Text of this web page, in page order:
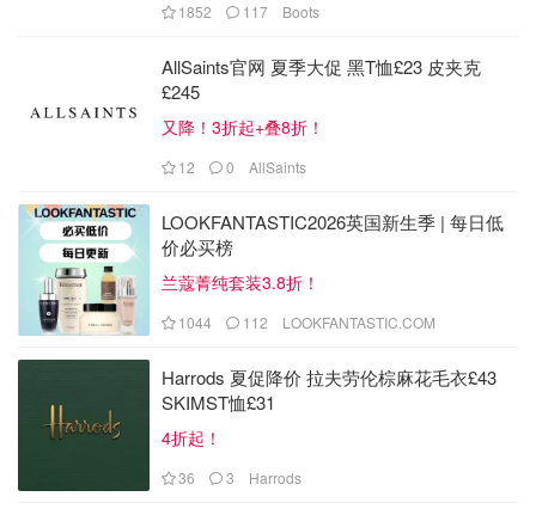
1852 117 Boots
AllSaints官网 夏季大促 黑T恤£23 皮夹克
£245
又降！3折起+叠8折！
12 0 AllSaints
LOOKFANTASTIC2026英国新生季 | 每日低
价必买榜
兰蔻菁纯套装3.8折！
1044 112 LOOKFANTASTIC.COM
Harrods 夏促降价 拉夫劳伦棕麻花毛衣£43
SKIMST恤£31
4折起！
36 3 Harrods